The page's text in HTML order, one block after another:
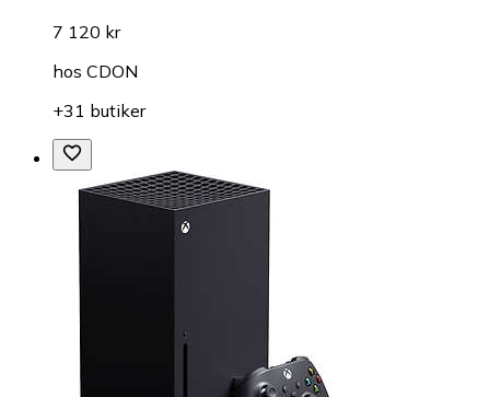
7 120 kr
hos CDON
+31 butiker